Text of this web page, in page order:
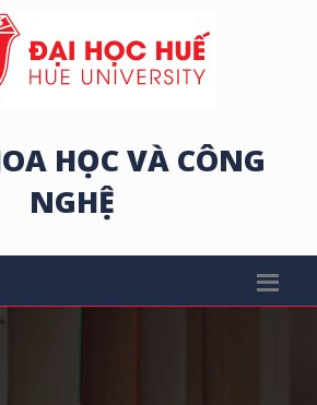
HỌC VÀ CÔNG
NGHỆ